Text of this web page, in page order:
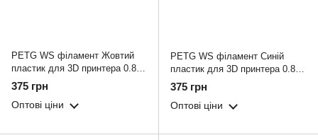
PETG WS філамент Жовтий
пластик для 3D принтера 0.800
кг / 260 м / 1.75 мм
375 грн
Оптові ціни
PETG WS філамент Синій
пластик для 3D принтера 0.800
кг / 260 м / 1.75 мм
375 грн
Оптові ціни